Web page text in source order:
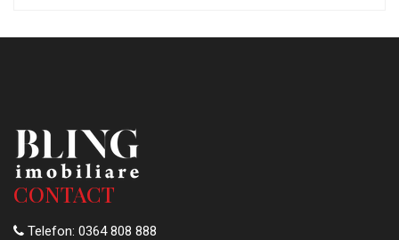
CONTACT
Telefon: 0364 808 888